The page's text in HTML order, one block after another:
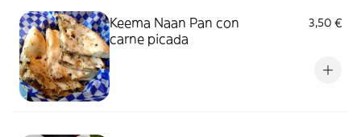
Keema Naan Pan con
carne picada
3,50 €